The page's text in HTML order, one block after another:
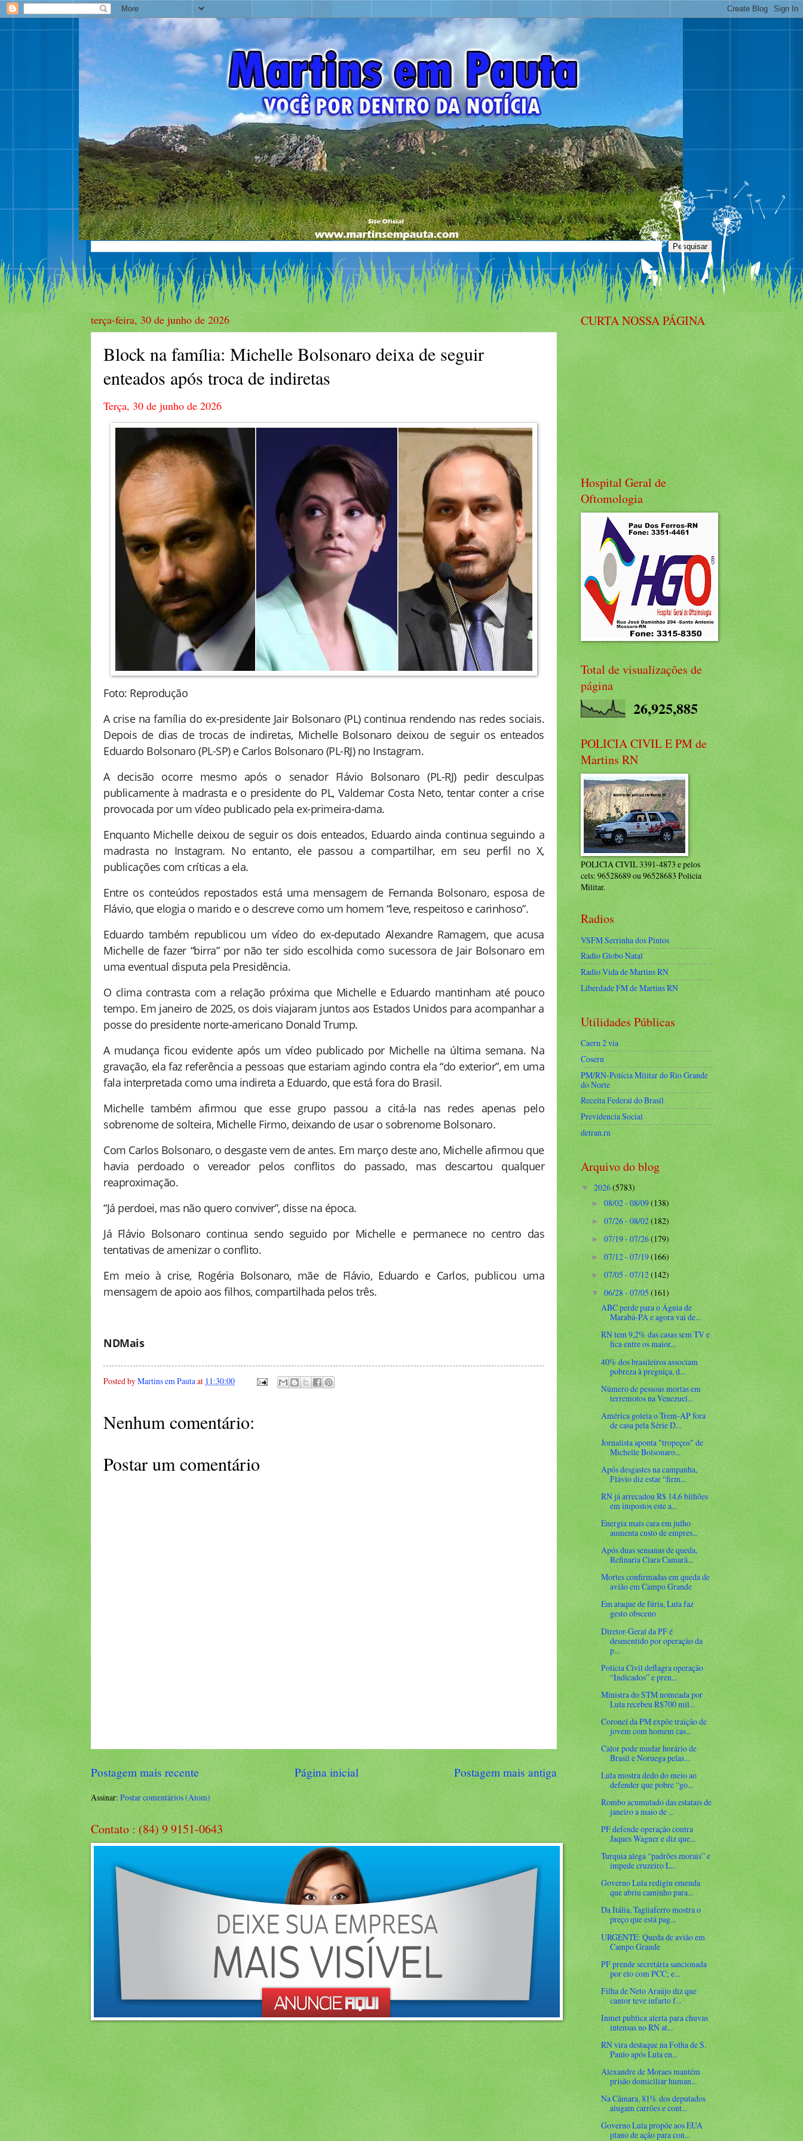
terça-feira, 30 de junho de 2026
Block na família: Michelle Bolsonaro deixa de seguir
enteados após troca de indiretas
Terça, 30 de junho de 2026
Foto: Reprodução
A crise na família do ex-presidente Jair Bolsonaro (PL) continua rendendo nas redes sociais.
Depois de dias de trocas de indiretas, Michelle Bolsonaro deixou de seguir os enteados
Eduardo Bolsonaro (PL-SP) e Carlos Bolsonaro (PL-RJ) no Instagram.
A decisão ocorre mesmo após o senador Flávio Bolsonaro (PL-RJ) pedir desculpas
publicamente à madrasta e o presidente do PL, Valdemar Costa Neto, tentar conter a crise
provocada por um vídeo publicado pela ex-primeira-dama.
Enquanto Michelle deixou de seguir os dois enteados, Eduardo ainda continua seguindo a
madrasta no Instagram. No entanto, ele passou a compartilhar, em seu perfil no X,
publicações com críticas a ela.
Entre os conteúdos repostados está uma mensagem de Fernanda Bolsonaro, esposa de
Flávio, que elogia o marido e o descreve como um homem “leve, respeitoso e carinhoso”.
Eduardo também republicou um vídeo do ex-deputado Alexandre Ramagem, que acusa
Michelle de fazer “birra” por não ter sido escolhida como sucessora de Jair Bolsonaro em
uma eventual disputa pela Presidência.
O clima contrasta com a relação próxima que Michelle e Eduardo mantinham até pouco
tempo. Em janeiro de 2025, os dois viajaram juntos aos Estados Unidos para acompanhar a
posse do presidente norte-americano Donald Trump.
A mudança ficou evidente após um vídeo publicado por Michelle na última semana. Na
gravação, ela faz referência a pessoas que estariam agindo contra ela “do exterior”, em uma
fala interpretada como uma indireta a Eduardo, que está fora do Brasil.
Michelle também afirmou que esse grupo passou a citá-la nas redes apenas pelo
sobrenome de solteira, Michelle Firmo, deixando de usar o sobrenome Bolsonaro.
Com Carlos Bolsonaro, o desgaste vem de antes. Em março deste ano, Michelle afirmou que
havia perdoado o vereador pelos conflitos do passado, mas descartou qualquer
reaproximação.
“Já perdoei, mas não quero conviver”, disse na época.
Já Flávio Bolsonaro continua sendo seguido por Michelle e permanece no centro das
tentativas de amenizar o conflito.
Em meio à crise, Rogéria Bolsonaro, mãe de Flávio, Eduardo e Carlos, publicou uma
mensagem de apoio aos filhos, compartilhada pelos três.
NDMais
Posted byMartins em Pauta at 11:30:00
Nenhum comentário:
Postar um comentário
Postagem mais recente Postagem mais antiga
Página inicial
Assinar:Postar comentários (Atom)
Contato : (84) 9 9151-0643
CURTA NOSSA PÁGINA
Hospital Geral de
Oftomologia
Total de visualizações de
página
26,925,885
POLICIA CIVIL E PM de
Martins RN
POLICIA CIVIL 3391-4873 e pelos
cels: 96528689 ou 96528683 Policia
Militar.
Radios
VSFM Serrinha dos Pintos
Radio Globo Natal
Radio Vida de Martins RN
Liberdade FM de Martins RN
Utilidades Públicas
Caern 2 via
Cosern
PM/RN-Polícia Militar do Rio Grande
do Norte
Receita Federal do Brasíl
Previdencia Social
detran.rn
Arquivo do blog
▼2026(5783)
►08/02 - 08/09(138)
►07/26 - 08/02(182)
►07/19 - 07/26(179)
►07/12 - 07/19(166)
►07/05 - 07/12(142)
▼06/28 - 07/05(161)
ABC perde para o Águia de
Marabá-PA e agora vai de...
RN tem 9,2% das casas sem TV e
fica entre os maior...
40% dos brasileiros associam
pobreza à preguiça, d...
Número de pessoas mortas em
terremotos na Venezuel...
América goleia o Trem-AP fora
de casa pela Série D...
Jornalista aponta "tropeços" de
Michelle Bolsonaro...
Após desgastes na campanha,
Flávio diz estar “firm...
RN já arrecadou R$ 14,6 bilhões
em impostos este a...
Energia mais cara em julho
aumenta custo de empres...
Após duas semanas de queda,
Refinaria Clara Camarã...
Mortes confirmadas em queda de
avião em Campo Grande
Em ataque de fúria, Lula faz
gesto obsceno
Diretor-Geral da PF é
desmentido por operação da
p...
Polícia Civil deflagra operação
“Indicados” e pren...
Ministra do STM nomeada por
Lula recebeu R$700 mil...
Coronel da PM expõe traição de
jovem com homem cas...
Calor pode mudar horário de
Brasil e Noruega pelas...
Lula mostra dedo do meio ao
defender que pobre “go...
Rombo acumulado das estatais de
janeiro a maio de ...
PF defende operação contra
Jaques Wagner e diz que...
Turquia alega “padrões morais” e
impede cruzeiro L...
Governo Lula redigiu emenda
que abriu caminho para...
Da Itália, Tagliaferro mostra o
preço que está pag...
URGENTE: Queda de avião em
Campo Grande
PF prende secretária sancionada
por elo com PCC; e...
Filha de Neto Araújo diz que
cantor teve infarto f...
Inmet publica alerta para chuvas
intensas no RN at...
RN vira destaque na Folha de S.
Paulo após Lula en...
Alexandre de Moraes mantém
prisão domiciliar human...
Na Câmara, 81% dos deputados
alugam carrões e cont...
Governo Lula propõe aos EUA
plano de ação para con...